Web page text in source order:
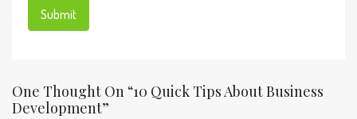
One Thought On “10 Quick Tips About Business
Development”